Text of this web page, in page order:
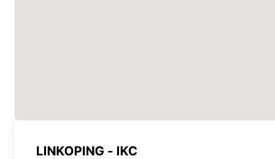
LINKOPING - IKC